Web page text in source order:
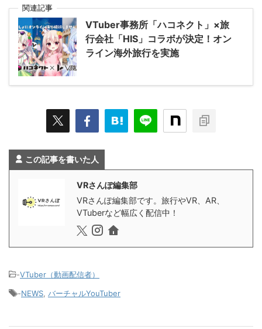
関連記事
VTuber事務所「ハコネクト」×旅
行会社「HIS」コラボが決定！オン
ライン海外旅行を実施
この記事を書いた人
VRさんぽ編集部
VRさんぽ編集部です。旅行やVR、AR、
VTuberなど幅広く配信中！
-VTuber（動画配信者）
-NEWS バーチャルYouTuber